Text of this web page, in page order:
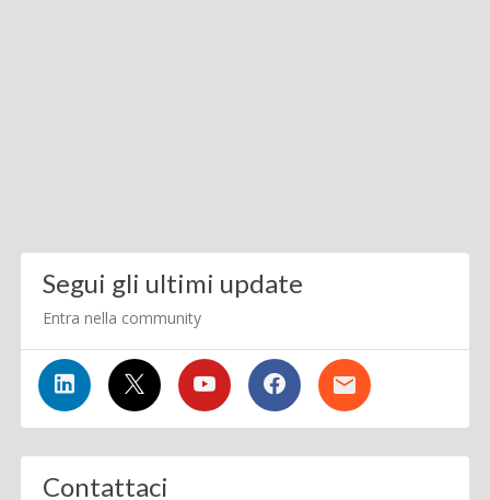
Segui gli ultimi update
Entra nella community
Contattaci